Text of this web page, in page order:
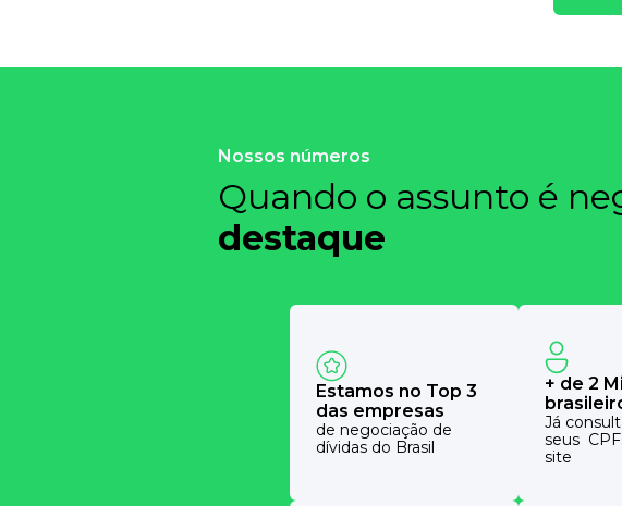
Nossos números
Quando o assunto é
destaque
Estamos no Top 3
das empresas
de negociação de
dívidas do Brasil
+ de 2
Já
seus
site